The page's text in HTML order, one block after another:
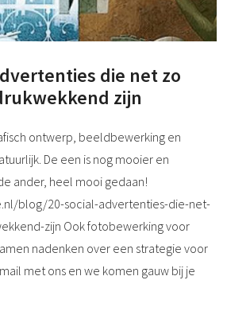
die net zo
zijn
ontwerp, beeldbewerking en
De een is nog mooier en
ander, heel mooi gedaan!
blog/20-social-advertenties-die-net-
zijn Ook fotobewerking voor
nadenken over een strategie voor
met ons en we komen gauw bij je